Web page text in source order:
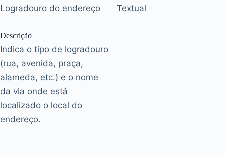
Logradouro do endereço
Descrição
Indica o tipo de logradouro
(rua, avenida, praça,
alameda, etc.) e o nome
da via onde está
localizado o local do
endereço.
Textual